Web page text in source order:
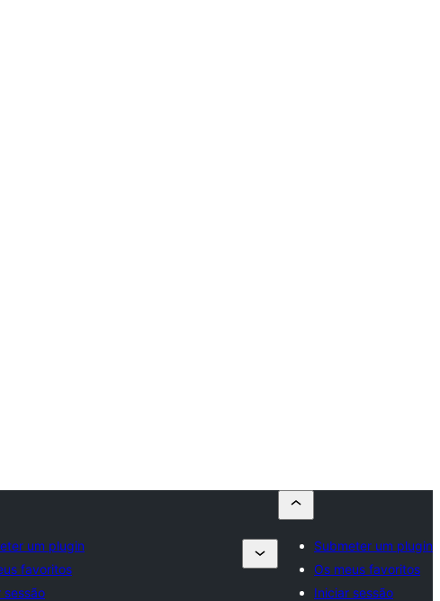
um plugin
favoritos
sessão
Submeter um plugin
Os meus favoritos
Iniciar sessão